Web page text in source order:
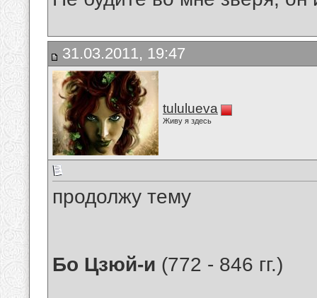
31.03.2011, 19:47
tululueva
Живу я здесь
продолжу тему
Бо Цзюй-и (772 - 846 гг.)